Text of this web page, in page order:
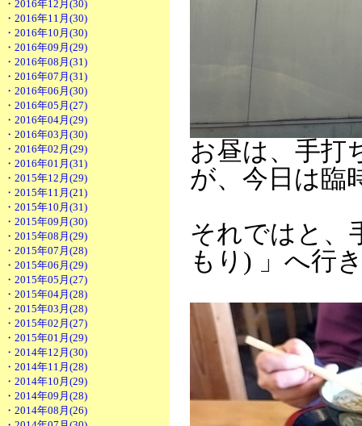
・2016年12月(30)
・2016年11月(30)
・2016年10月(30)
・2016年09月(29)
・2016年08月(31)
・2016年07月(31)
・2016年06月(30)
・2016年05月(27)
・2016年04月(29)
・2016年03月(30)
・2016年02月(29)
・2016年01月(31)
・2015年12月(29)
・2015年11月(21)
・2015年10月(31)
・2015年09月(30)
・2015年08月(29)
・2015年07月(28)
・2015年06月(29)
・2015年05月(27)
・2015年04月(28)
・2015年03月(28)
・2015年02月(27)
・2015年01月(29)
・2014年12月(30)
・2014年11月(28)
・2014年10月(29)
・2014年09月(28)
・2014年08月(26)
お昼は、手打
が、今日は臨
それではと、
もり) 」へ行